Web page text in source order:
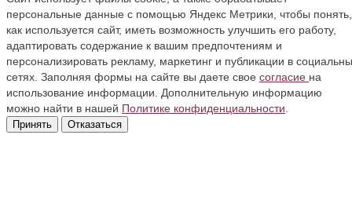
персональные данные с помощью Яндекс Метрики, чтобы понять,
как используется сайт, иметь возможность улучшить его работу,
адаптировать содержание к вашим предпочтениям и
персонализировать рекламу, маркетинг и публикации в
сетях. Заполняя формы на сайте вы даете свое согласие на
использование информации. Дополнительную информацию
можно найти в нашей Политике конфиденциальности.
Принять Отказаться